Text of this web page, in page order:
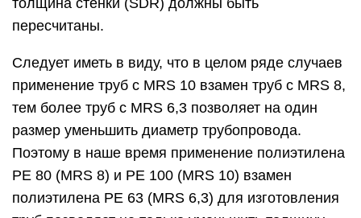
пересчитаны.
Следует иметь в виду, что в целом ряде случаев
применение труб с MRS 10 взамен труб с MRS 8,
тем более труб с MRS 6,3 позволяет на один
размер уменьшить диаметр трубопровода.
Поэтому в наше время применение полиэтилена
РЕ 80 (MRS 8) и PE 100 (MRS 10) взамен
полиэтилена РЕ 63 (MRS 6,3) для изготовления